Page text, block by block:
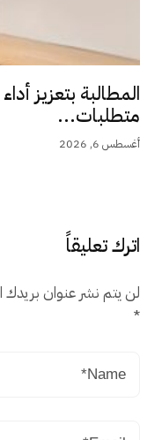
المطالبة بتعزيز
متطلبات...
أغسطس 6, 2026
اترك تعليقاً
لن يتم نشر عنوان بريدك
*